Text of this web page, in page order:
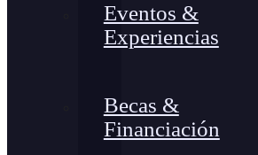
Eventos &
Experiencias
Becas &
Financiación